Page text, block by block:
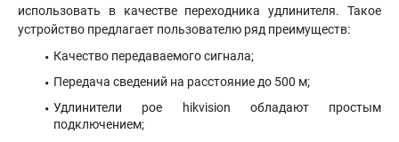
использовать в качестве переходника удлинителя. Такое
устройство предлагает пользователю ряд преимуществ:
Качество передаваемого сигнала;
Передача сведений на расстояние до 500 м;
Удлинители poe hikvision обладают простым
подключением;